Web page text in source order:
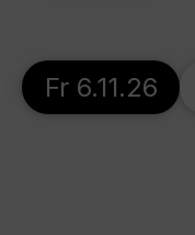
Fr 6.11.26